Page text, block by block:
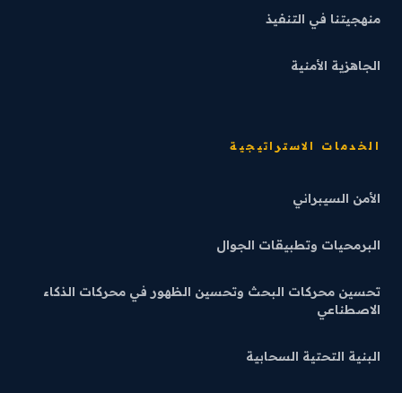
منهجيتنا في التنفيذ
الجاهزية الأمنية
الخدمات الاستراتيجية
الأمن السيبراني
البرمحيات وتطبيقات الجوال
تحسين محركات البحث وتحسين الظهور في محركات الذكاء
الاصطناعي
البنية التحتية السحابية